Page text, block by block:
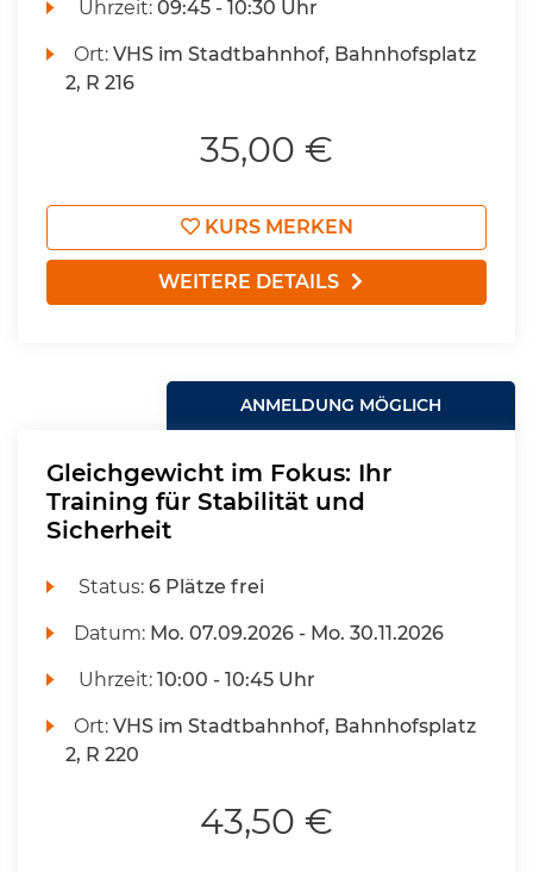
Uhrzeit:09:45 - 10:30 Uhr
Ort:VHS im Stadtbahnhof, Bahnhofsplatz
2, R 216
35,00 €
KURS MERKEN
WEITERE DETAILS
ANMELDUNG MÖGLICH
Gleichgewicht im Fokus: Ihr
Training für Stabilität und
Sicherheit
Status:6 Plätze frei
Datum: Mo. 07.09.2026 - Mo. 30.11.2026
Uhrzeit:10:00 - 10:45 Uhr
Ort:VHS im Stadtbahnhof, Bahnhofsplatz
2, R 220
43,50 €